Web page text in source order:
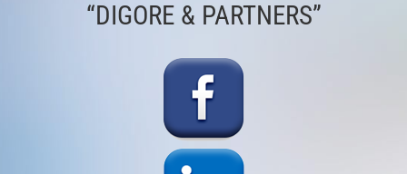
“DIGORE & PARTNERS”